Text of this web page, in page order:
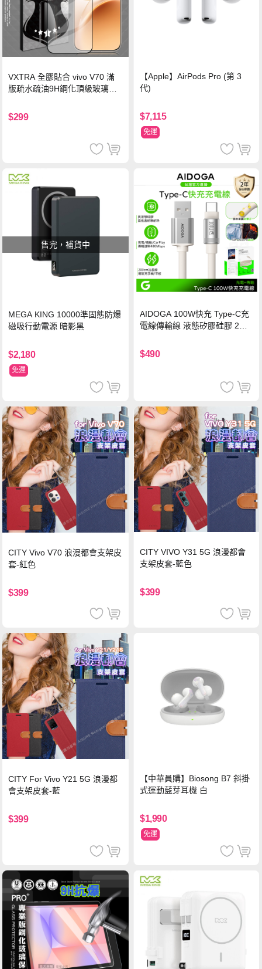
VXTRA 全膠貼合 vivo V70 滿
版疏水疏油9H鋼化頂級玻璃貼
$299
【Apple】AirPods Pro (第 3
代)
$7,115
免運
售完，補貨中
MEGA KING 10000準固態防爆
磁吸行動電源 暗影黑
$2,180
免運
AIDOGA 100W快充 Type-C充
電線傳輸線 液態矽膠硅膠 2M
$490
CITY Vivo V70 浪漫都會支架皮
套-紅色
$399
CITY VIVO Y31 5G 浪漫都會
支架皮套-藍色
$399
CITY For Vivo Y21 5G 浪漫都
會支架皮套-藍
$399
【中華員購】Biosong B7 斜掛
式運動藍芽耳機 白
$1,990
免運